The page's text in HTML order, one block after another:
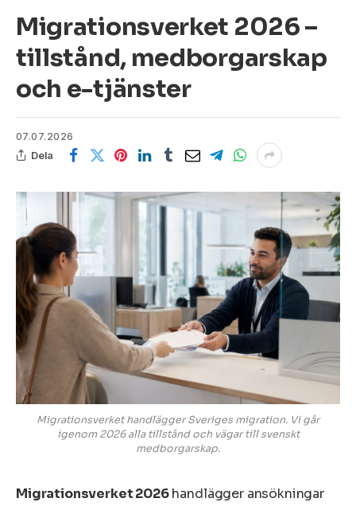
Migrationsverket 2026 –
tillstånd, medborgarskap
och e-tjänster
07.07.2026
Dela
Migrationsverket handlägger Sveriges migration. Vi går
igenom 2026 alla tillstånd och vägar till svenskt
medborgarskap.
Migrationsverket 2026handlägger ansökningar